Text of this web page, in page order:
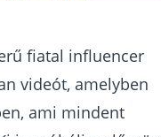
fiatal influencer
videót, amelyben
ami mindent